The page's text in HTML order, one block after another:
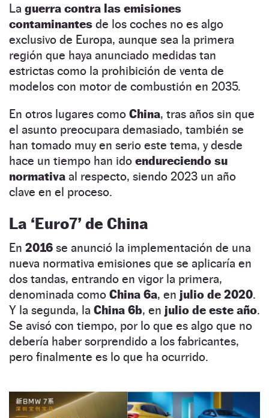
La guerra contra las emisiones
contaminantes de los coches no es algo
exclusivo de Europa, aunque sea la primera
región que haya anunciado medidas tan
estrictas como la prohibición de venta de
modelos con motor de combustión en 2035.
En otros lugares como China, tras años sin que
el asunto preocupara demasiado, también se
han tomado muy en serio este tema, y desde
hace un tiempo han ido endureciendo su
normativa al respecto, siendo 2023 un año
clave en el proceso.
La ‘Euro7’ de China
En 2016 se anunció la implementación de una
nueva normativa emisiones que se aplicaría en
dos tandas, entrando en vigor la primera,
denominada como China 6a, en julio de 2020.
Y la segunda, la China 6b, en julio de este año.
Se avisó con tiempo, por lo que es algo que no
debería haber sorprendido a los fabricantes,
pero finalmente es lo que ha ocurrido.